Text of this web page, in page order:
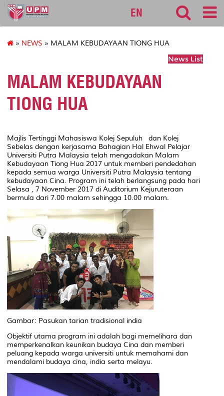
127
EN
» NEWS » MALAM KEBUDAYAAN TIONG HUA
News List
MALAM KEBUDAYAAN
TIONG HUA
Majlis Tertinggi Mahasiswa Kolej Sepuluh dan Kolej
Sebelas dengan kerjasama Bahagian Hal Ehwal Pelajar
Universiti Putra Malaysia telah mengadakan Malam
Kebudayaan Tiong Hua 2017 untuk memberi pendedahan
kepada semua warga Universiti Putra Malaysia tentang
kebudayaan Cina. Program ini telah berlangsung pada hari
Selasa , 7 November 2017 di Auditorium Kejuruteraan
bermula dari 7.00 malam sehingga 10.00 malam.
Gambar: Pasukan tarian tradisional india
Objektif utama program ini adalah bagi memelihara dan
memperkenalkan keunikan budaya Cina dan memberi
peluang kepada warga universiti untuk memahami dan
mendalami budaya cina, india serta melayu.